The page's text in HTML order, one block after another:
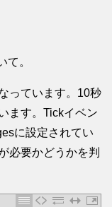
て。
っています。10秒
ます。Tickイベン
に設定されてい
必要かどうかを判